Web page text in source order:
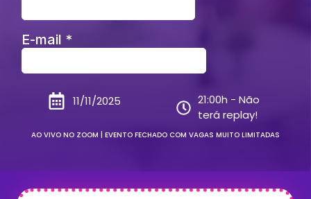
11/11/2025
21:00h - Não
terá replay!
AO VIVO NO ZOOM | EVENTO FECHADO COM VAGAS MUITO LIMITADAS